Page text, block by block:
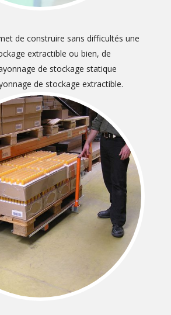
de construire sans difficultés une
extractible ou bien, de
de stockage statique
de stockage extractible.